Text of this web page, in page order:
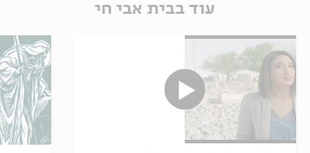
עוד בבית אבי חי